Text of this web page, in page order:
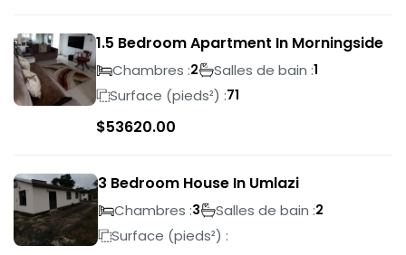
1.5 Bedroom Apartment In Morningside
Chambres :2 Salles de bain :1
Surface (pieds²) :71
$53620.00
3 Bedroom House In Umlazi
Chambres :3 Salles de bain :2
Surface (pieds²) :